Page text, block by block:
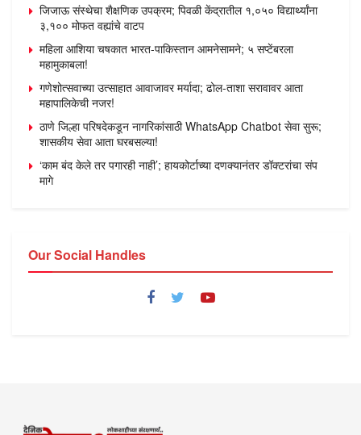
जिजाऊ संस्थेचा शैक्षणिक उपक्रम; पिवळी केंद्रातील १,०५० विद्यार्थ्यांना
३,१०० मोफत वह्यांचे वाटप
महिला आशिया चषकात भारत-पाकिस्तान आमनेसामने; ५ सप्टेंबरला
महामुकाबला!
गणेशोत्सवाच्या उत्साहात आवाजावर मर्यादा; ढोल-ताशा सरावावर आता
महापालिकेची नजर!
ठाणे जिल्हा परिषदेकडून नागरिकांसाठी WhatsApp Chatbot सेवा सुरू;
शासकीय सेवा आता घरबसल्या!
‘काम बंद केले तर पगारही नाही’; हायकोर्टाच्या दणक्यानंतर डॉक्टरांचा संप
मागे
Our Social Handles